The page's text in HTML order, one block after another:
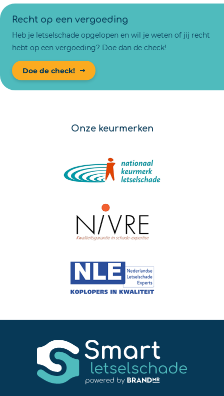
Recht op een vergoeding
Heb je letselschade opgelopen en wil je weten of jij recht
hebt op een vergoeding? Doe dan de check!
Doe de check!
Onze keurmerken